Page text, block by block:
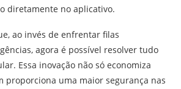
diretamente no aplicativo.
ao invés de enfrentar filas
agora é possível resolver tudo
Essa inovação não só economiza
proporciona uma maior segurança nas